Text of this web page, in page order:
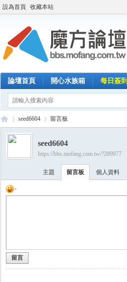
設為首頁 收藏本站
論壇首頁 開心水族箱 每日簽到
›
seed6604 留言板
seed6604
https://bbs.mofang.com.tw/?289977
主題 留言板 個人資料
留言